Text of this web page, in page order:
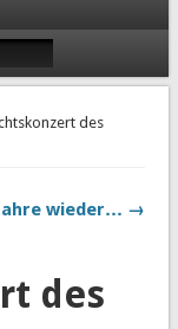
des
wieder… →
des